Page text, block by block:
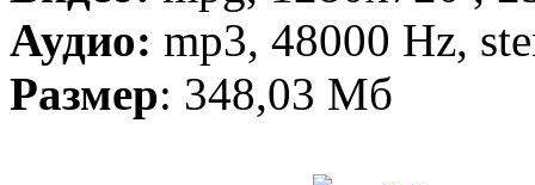
Аудио: mp3, 48000 Hz,
Размер: 348,03 Мб